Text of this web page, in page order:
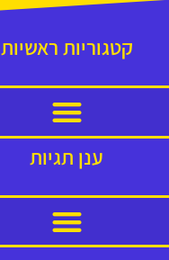
קטגוריות ראשיות
ענן תגיות